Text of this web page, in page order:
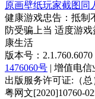
原画壁纸玩家截图 同
健康游戏忠告：抵制
防受骗上当 适度游
康生活
版本号：
1476060号 | 增值电信
出版服务许可证:（
粤网文[2020]10760-